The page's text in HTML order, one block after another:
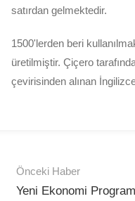
satırdan gelmektedir.
1500'lerden beri
üretilmiştir. Çiçero
çevirisinden alınan
Önceki Haber
Yeni Ekonomi